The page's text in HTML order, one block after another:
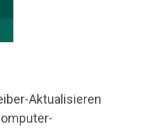
Aktualisieren